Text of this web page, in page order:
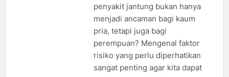
penyakit jantung bukan hanya
menjadi ancaman bagi kaum
pria, tetapi juga bagi
perempuan? Mengenal faktor
risiko yang perlu diperhatikan
sangat penting agar kita dapat